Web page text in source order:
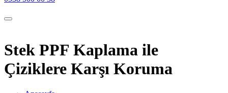
Stek PPF Kaplama ile
Çiziklere Karşı Koruma